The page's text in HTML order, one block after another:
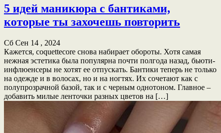
5 идей маникюра с бантиками,
которые ты захочешь повторить
Сб Сен 14 , 2024
Кажется, coquettecore снова набирает обороты. Хотя самая
нежная эстетика была популярна почти полгода назад, бьюти-
инфлюенсеры не хотят ее отпускать. Бантики теперь не только
на одежде и в волосах, но и на ногтях. Их сочетают как с
полупрозрачной базой, так и с черным однотоном. Главное –
добавить милые ленточки разных цветов на […]